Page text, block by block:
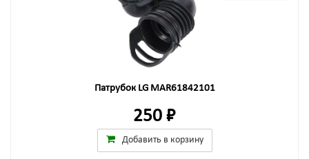
Патрубок LG MAR61842101
250 ₽
Добавить в корзину